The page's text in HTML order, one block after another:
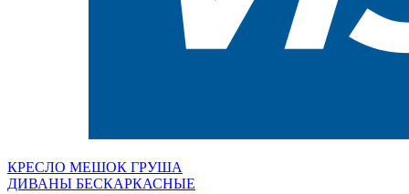
КРЕСЛО МЕШОК ГРУША
ДИВАНЫ БЕСКАРКАСНЫЕ